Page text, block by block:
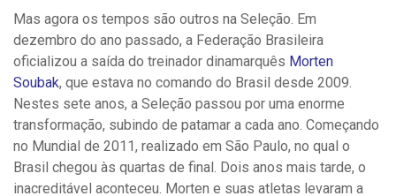
Mas agora os tempos são outros na Seleção. Em
dezembro do ano passado, a Federação Brasileira
oficializou a saída do treinador dinamarquês Morten
Soubak, que estava no comando do Brasil desde 2009.
Nestes sete anos, a Seleção passou por uma enorme
transformação, subindo de patamar a cada ano. Começando
no Mundial de 2011, realizado em São Paulo, no qual o
Brasil chegou às quartas de final. Dois anos mais tarde, o
inacreditável aconteceu. Morten e suas atletas levaram a